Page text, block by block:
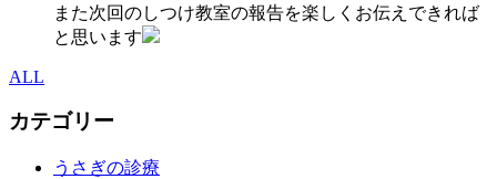
また次回のしつけ教室の報告を楽しくお伝えできれば
と思います
ALL
カテゴリー
うさぎの診療